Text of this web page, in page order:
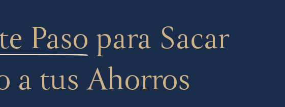
Paso para Sacar
a tus Ahorros